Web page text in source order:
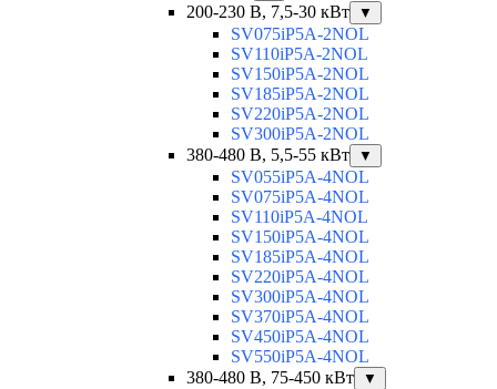
200-230 В, 7,5-30 кВт ▼
SV075iP5A-2NOL
SV110iP5A-2NOL
SV150iP5A-2NOL
SV185iP5A-2NOL
SV220iP5A-2NOL
SV300iP5A-2NOL
380-480 В, 5,5-55 кВт
▼
SV055iP5A-4NOL
SV075iP5A-4NOL
SV110iP5A-4NOL
SV150iP5A-4NOL
SV185iP5A-4NOL
SV220iP5A-4NOL
SV300iP5A-4NOL
SV370iP5A-4NOL
SV450iP5A-4NOL
SV550iP5A-4NOL
380-480 В, 75-450 кВт
▼